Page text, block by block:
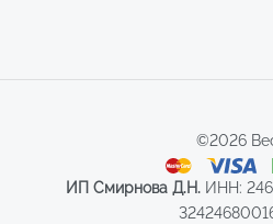
©2026
ИП Смирнова Д.Н. ИНН: